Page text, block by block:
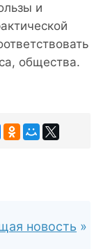
и
общества.
новость